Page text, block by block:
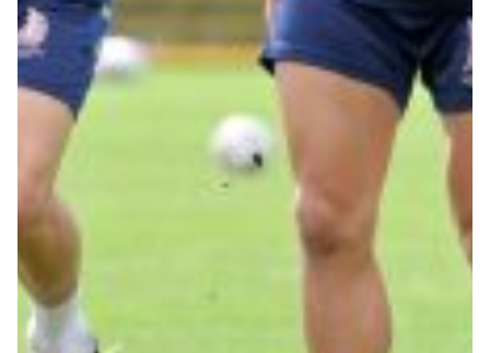
Summer Sale
Mare
Accessori
Party
Outlet
Helan x Genoa